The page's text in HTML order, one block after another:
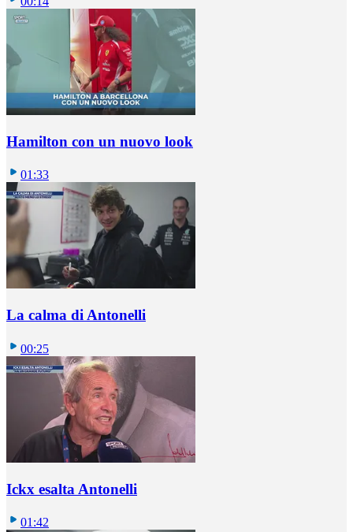
Hamilton con un nuovo look
01:33
La calma di Antonelli
00:25
Ickx esalta Antonelli
01:42